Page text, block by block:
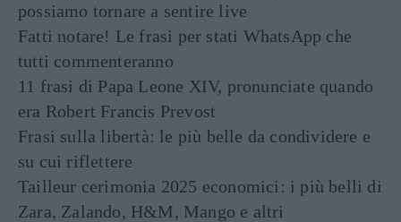
possiamo tornare a sentire live
Fatti notare! Le frasi per stati WhatsApp che
tutti commenteranno
11 frasi di Papa Leone XIV, pronunciate quando
era Robert Francis Prevost
Frasi sulla libertà: le più belle da condividere e
su cui riflettere
Tailleur cerimonia 2025 economici: i più belli di
Zara, Zalando, H&M, Mango e altri